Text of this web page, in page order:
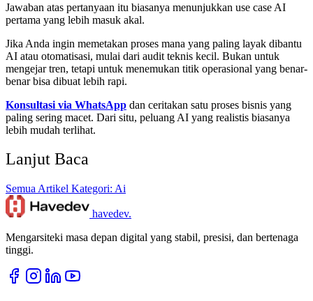
Jawaban atas pertanyaan itu biasanya menunjukkan use case AI
pertama yang lebih masuk akal.
Jika Anda ingin memetakan proses mana yang paling layak dibantu
AI atau otomatisasi, mulai dari audit teknis kecil. Bukan untuk
mengejar tren, tetapi untuk menemukan titik operasional yang benar-
benar bisa dibuat lebih rapi.
Konsultasi via WhatsApp dan ceritakan satu proses bisnis yang
paling sering macet. Dari situ, peluang AI yang realistis biasanya
lebih mudah terlihat.
Lanjut Baca
Semua Artikel Kategori: Ai
havedev.
Mengarsiteki masa depan digital yang stabil, presisi, dan bertenaga
tinggi.